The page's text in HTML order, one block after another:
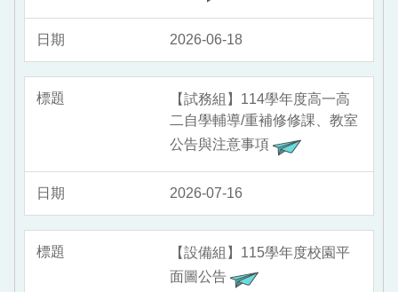
2026-06-18
【試務組】114學年度高一高
二自學輔導/重補修修課、教室
公告與注意事項
2026-07-16
【設備組】115學年度校園平
面圖公告